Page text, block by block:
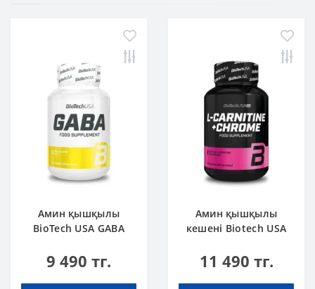
Амин қышқылы
BioTech USA GABA
9 490 тг.
Амин қышқылы
кешені Biotech USA
60 таблетка
11 490 тг.